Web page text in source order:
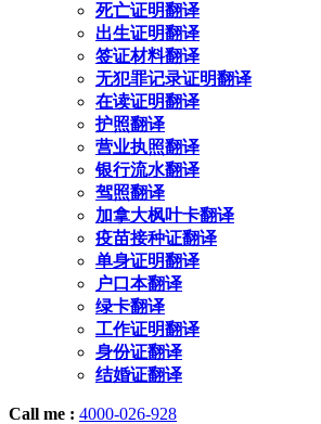
死亡证明翻译
出生证明翻译
签证材料翻译
无犯罪记录证明翻译
在读证明翻译
护照翻译
营业执照翻译
银行流水翻译
驾照翻译
加拿大枫叶卡翻译
疫苗接种证翻译
单身证明翻译
户口本翻译
绿卡翻译
工作证明翻译
身份证翻译
结婚证翻译
Call me : 4000-026-928